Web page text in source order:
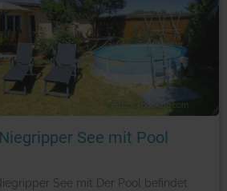
Foto: © booking.com
See mit Pool
See mit Der Pool befindet